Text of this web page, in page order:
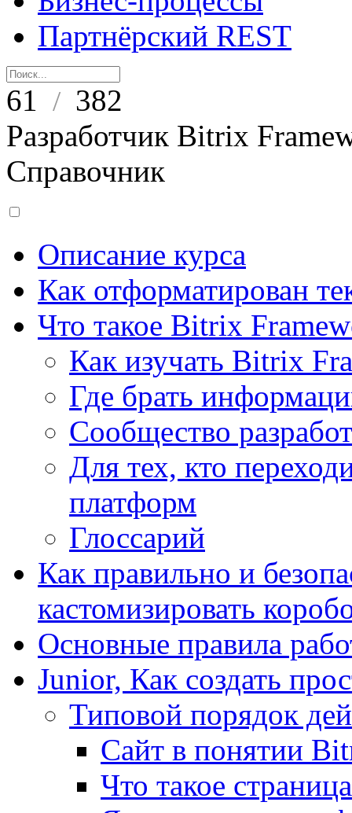
Партнёрский REST
61 / 382
Разработчик Bitrix
Справочник
Описание курса
Как отформатирован
Что такое Bitrix
Как изучать Bitrix
Где брать
Сообщество
Для тех, кто
платформ
Глоссарий
Как правильно и
кастомизировать
Основные правила
Junior, Как создать
Типовой порядок
Сайт в понятии
Что такое страница